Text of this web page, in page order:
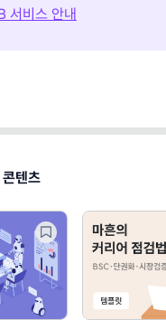
서비스 안내
텐츠